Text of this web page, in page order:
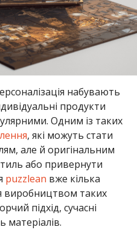
набувають
продукти
Одним із таких
, які можуть стати
але й оригінальним
або привернути
puzzlean вже кілька
виробництвом таких
підхід, сучасні
матеріалів.